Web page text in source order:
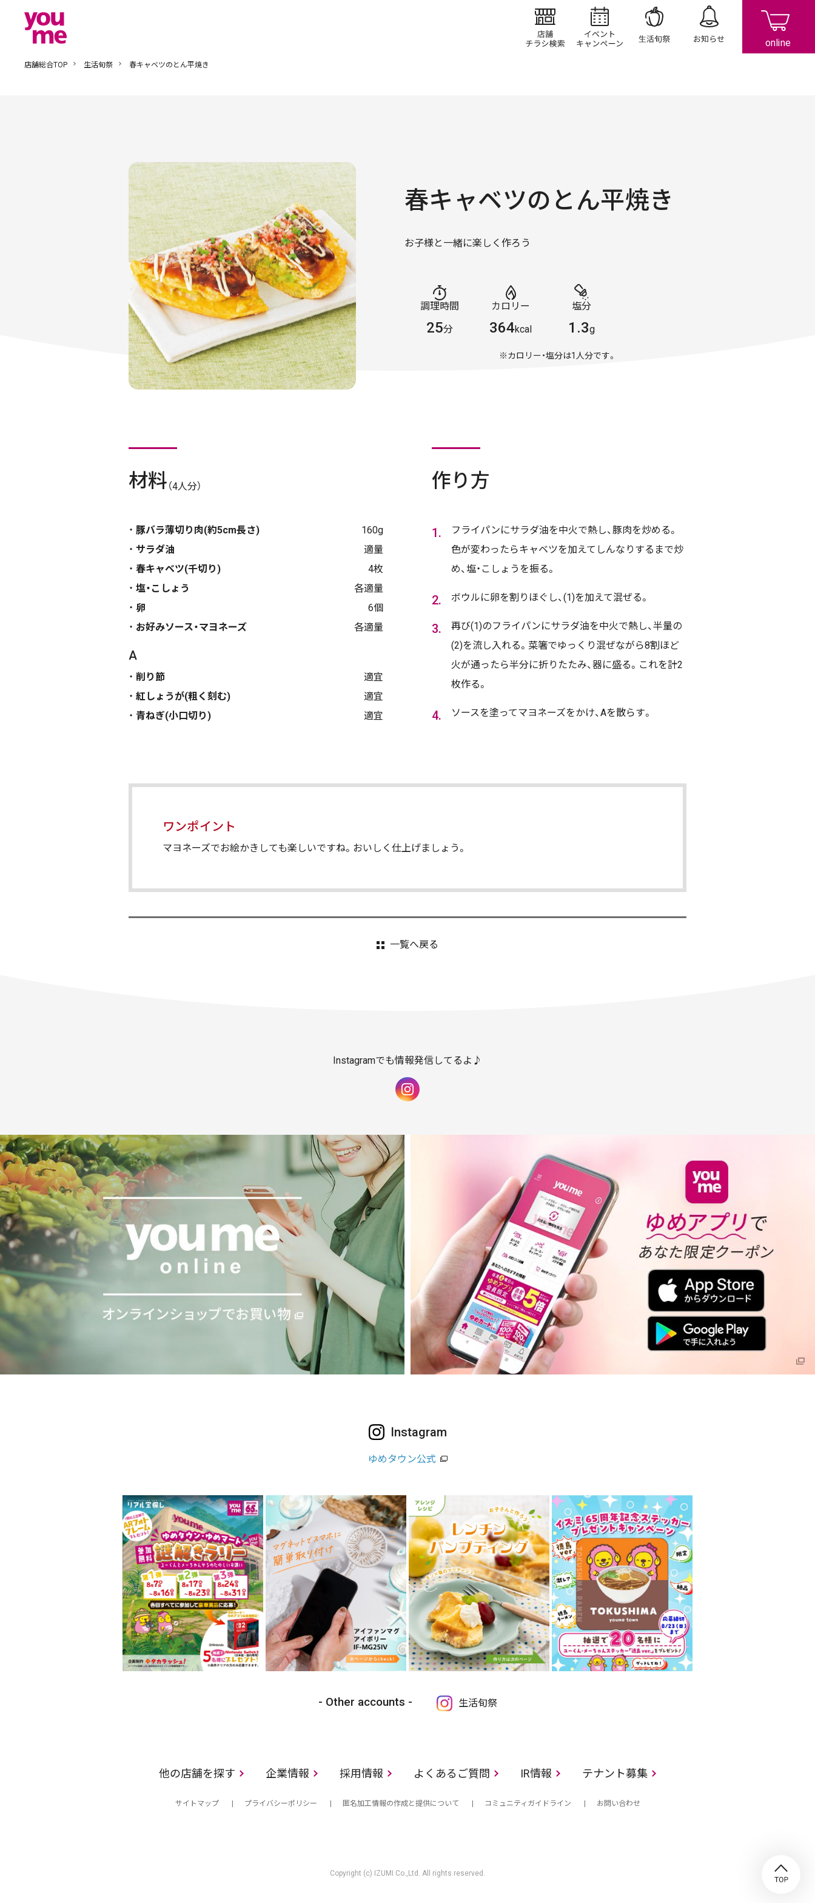
店舗/チラシ検索イベント/キャンペーン
生活旬祭 お知らせ
店舗総合TOP 生活旬祭 春キャベツのとん平焼き
春キャベツのとん平焼き
お子様と一緒に楽しく作ろう
調理時間
25分
カロリー
364kcal
塩分
1.3g
※カロリー・塩分は1人分です。
材料 （4人分）
豚バラ薄切り肉(約5cm長さ)
160g
サラダ油
適量
春キャベツ(千切り)
4枚
塩・こしょう
各適量
卵
6個
お好みソース・マヨネーズ
各適量
A
削り節
適宜
紅しょうが(粗く刻む)
適宜
青ねぎ(小口切り)
適宜
作り方
フライパンにサラダ油を中火で熱し、豚肉を炒める。
色が変わったらキャベツを加えてしんなりするまで炒
め、塩・こしょうを振る。
ボウルに卵を割りほぐし、(1)を加えて混ぜる。
再び(1)のフライパンにサラダ油を中火で熱し、半量の
(2)を流し入れる。菜箸でゆっくり混ぜながら8割ほど
火が通ったら半分に折りたたみ、器に盛る。これを計2
枚作る。
ソースを塗ってマヨネーズをかけ、Aを散らす。
ワンポイント
マヨネーズでお絵かきしても楽しいですね。おいしく仕上げましょう。
一覧へ戻る
Instagramでも情報発信してるよ♪
Instagram
ゆめタウン公式
Other accounts 生活旬祭
他の店舗を探す 企業情報 採用情報 よくあるご質問 IR情報 テナント募集
サイトマップ プライバシーポリシー 匿名加工情報の作成と提供について コミュニティガイドライン お問い合わせ
Copyright (c) IZUMI Co.,Ltd. All rights reserved.